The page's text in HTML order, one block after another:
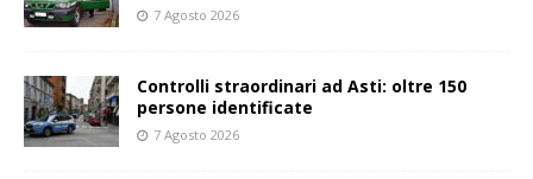
7 Agosto 2026
Controlli straordinari ad Asti: oltre 150
persone identificate
7 Agosto 2026